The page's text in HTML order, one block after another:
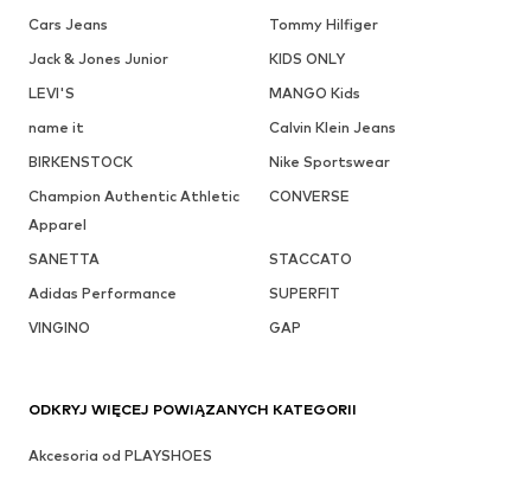
Cars Jeans
Tommy Hilfiger
Jack & Jones Junior
KIDS ONLY
LEVI'S
MANGO Kids
name it
Calvin Klein Jeans
BIRKENSTOCK
Nike Sportswear
Champion Authentic Athletic
Apparel
CONVERSE
SANETTA
STACCATO
Adidas Performance
SUPERFIT
VINGINO
GAP
ODKRYJ WIĘCEJ POWIĄZANYCH KATEGORII
Akcesoria od PLAYSHOES